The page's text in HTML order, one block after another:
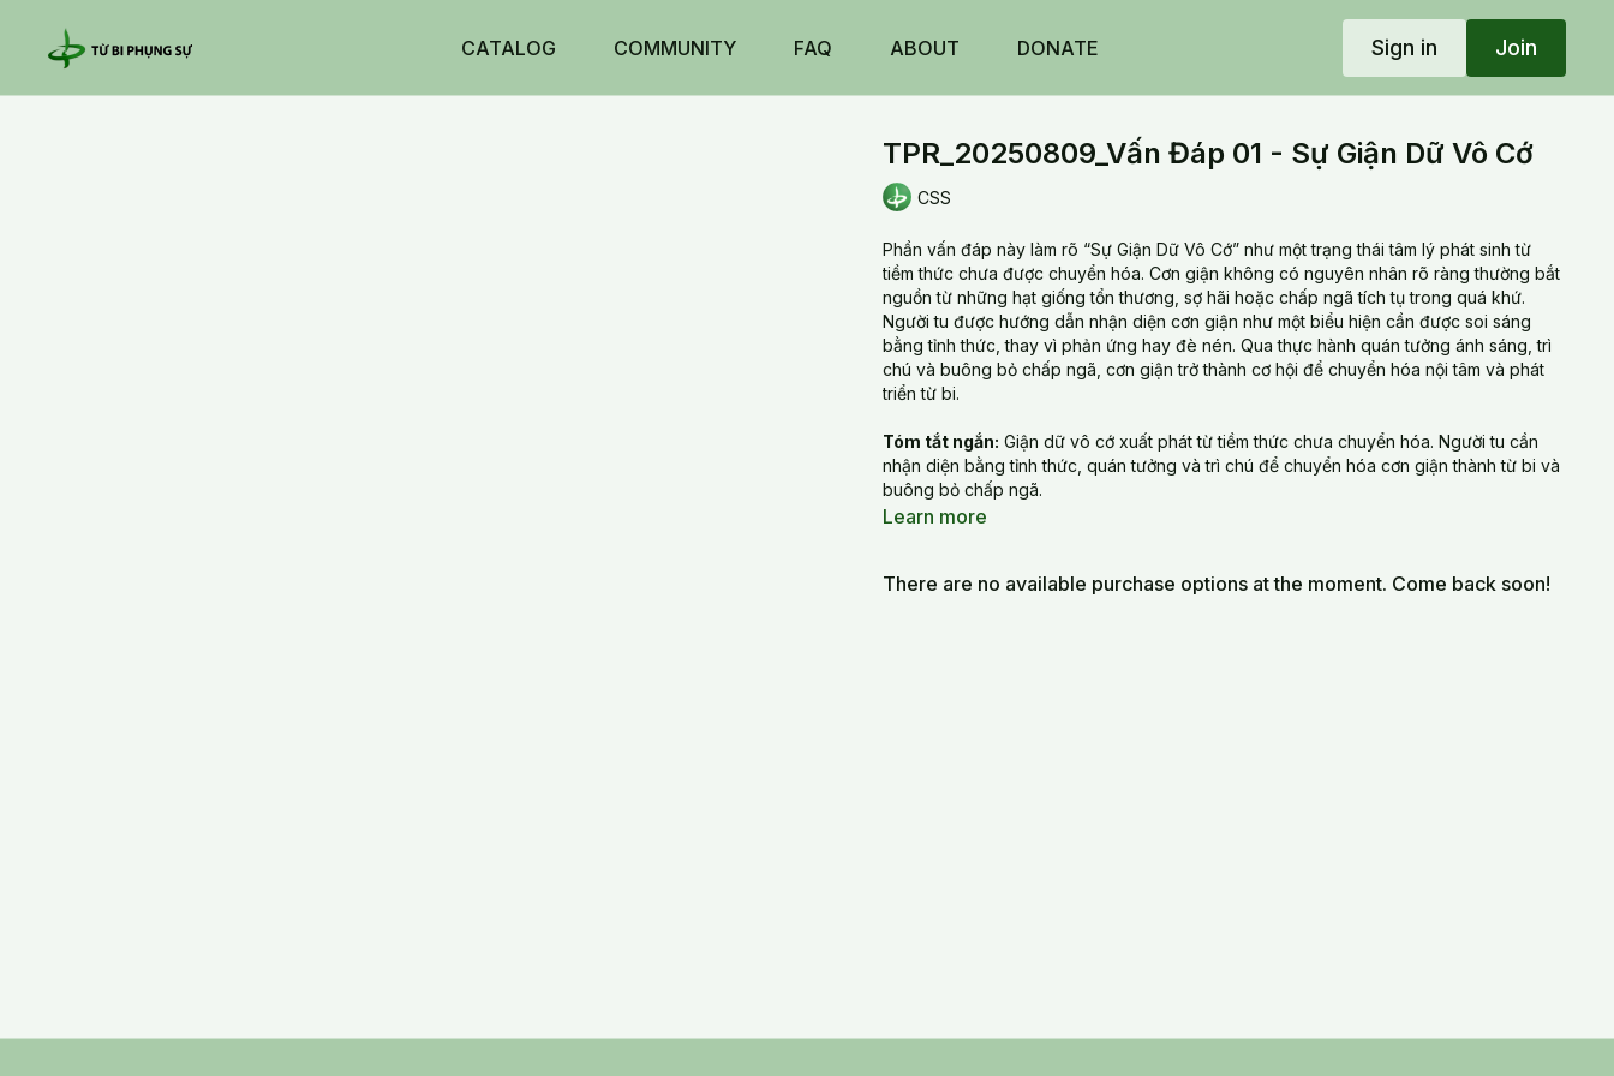
CATALOG COMMUNITY FAQ ABOUT DONATE Sign in Join
TPR_20250809_Vấn Đáp 01 - Sự Giận Dữ Vô Cớ
CSS
Phần vấn đáp này làm rõ “Sự Giận Dữ Vô Cớ” như một trạng thái tâm lý phát sinh từ
tiềm thức chưa được chuyển hóa. Cơn giận không có nguyên nhân rõ ràng thường bắt
nguồn từ những hạt giống tổn thương, sợ hãi hoặc chấp ngã tích tụ trong quá khứ.
Người tu được hướng dẫn nhận diện cơn giận như một biểu hiện cần được soi sáng
bằng tỉnh thức, thay vì phản ứng hay đè nén. Qua thực hành quán tưởng ánh sáng, trì
chú và buông bỏ chấp ngã, cơn giận trở thành cơ hội để chuyển hóa nội tâm và phát
triển từ bi.
Tóm tắt ngắn: Giận dữ vô cớ xuất phát từ tiềm thức chưa chuyển hóa. Người tu cần
nhận diện bằng tỉnh thức, quán tưởng và trì chú để chuyển hóa cơn giận thành từ bi và
buông bỏ chấp ngã.
Learn more
There are no available purchase options at the moment. Come back soon!